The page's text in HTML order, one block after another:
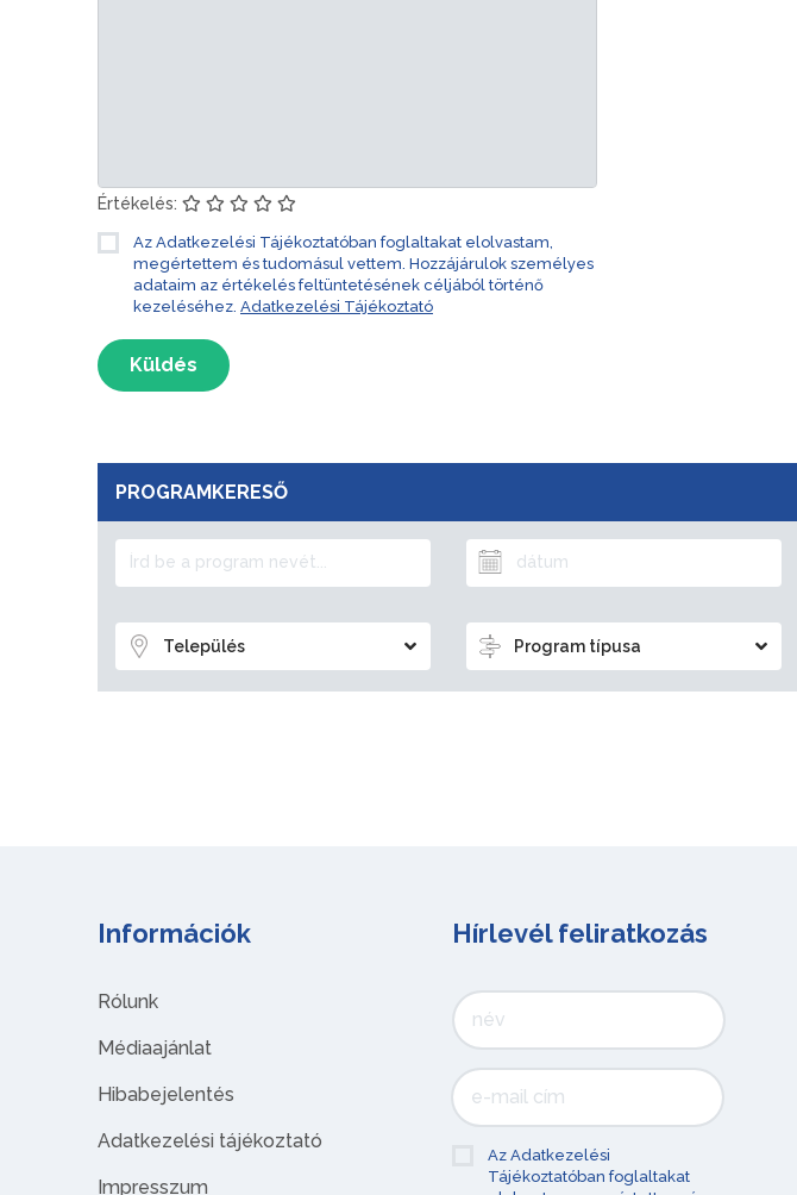
Értékelés:
Az Adatkezelési Tájékoztatóban foglaltakat elolvastam,
megértettem és tudomásul vettem. Hozzájárulok személyes
adataim az értékelés feltüntetésének céljából történő
kezeléséhez. Adatkezelési Tájékoztató
Küldés
PROGRAMKERESŐ
Település Program típusa
Információk
Rólunk
Médiaajánlat
Hibabejelentés
Adatkezelési tájékoztató
Impresszum
Hírlevél feliratkozás
Az Adatkezelési
Tájékoztatóban foglaltakat